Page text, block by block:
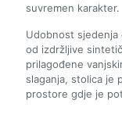
suvremen karakter.
Udobnost sjedenja
od izdržljive
prilagođene
slaganja, stolica je
prostore gdje je